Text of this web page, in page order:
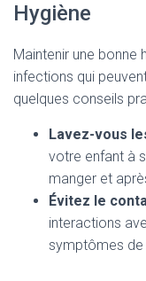
Hygiène
Maintenir une bonne
infections qui
quelques conseils
Lavez-vous
votre enfant à
manger et
Évitez le
interactions
symptômes de